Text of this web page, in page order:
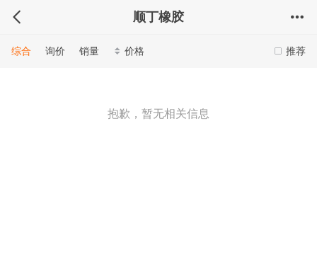
顺丁橡胶
推荐
综合 询价 销量 价格
抱歉，暂无相关信息